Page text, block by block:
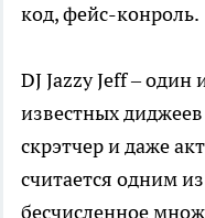
код, фейс-конроль.
DJ Jazzy Jeff –
известных
скрэтчер и даже
считается одним
бесчисленное